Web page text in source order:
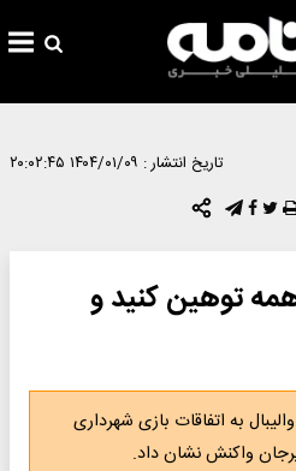
تاریخ انتشار : ۱۴۰۴/۰۱/۰۹ ۲۰:۰۲:۴۵
توهین کنید و
به اتفاقات بازی شهرداری
واکنش نشان داد.